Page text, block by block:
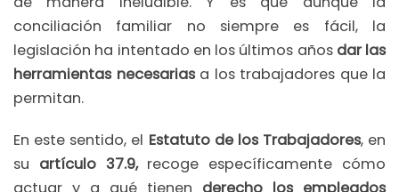
conciliación familiar no siempre es fácil, la
legislación ha intentado en los últimos años dar las
herramientas necesarias a los trabajadores que la
permitan.
En este sentido, el Estatuto de los Trabajadores, en
su artículo 37.9,recoge específicamente cómo